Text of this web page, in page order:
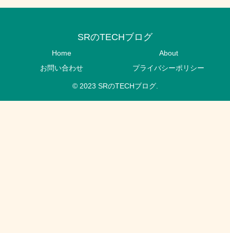
SRのTECHブログ
Home
About
お問い合わせ
プライバシーポリシー
© 2023 SRのTECHブログ.